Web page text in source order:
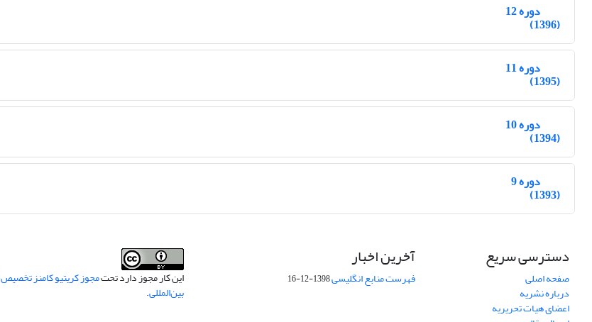
دوره 12
(1396)
دوره 11
(1395)
دوره 10
(1394)
دوره 9
(1393)
دسترسی سریع
صفحه اصلی
درباره نشریه
اعضای هیات تحریریه
آخرین اخبار
فهرست منابع انگلیسی1398-12-16 این کار مجوز دارد تحت
بین‌المللی.